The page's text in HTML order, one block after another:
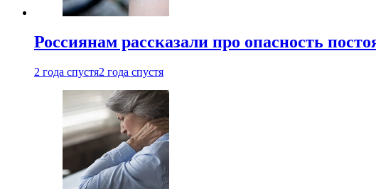
Россиянам рассказали про опасность
2 года спустя2 года спустя